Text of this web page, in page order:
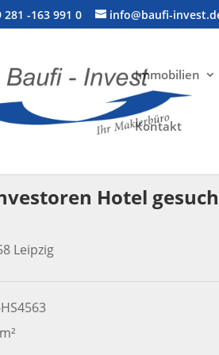
281 -163 991 0 info@baufi-
Immobilien
Kontakt
Hotel
Leipzig